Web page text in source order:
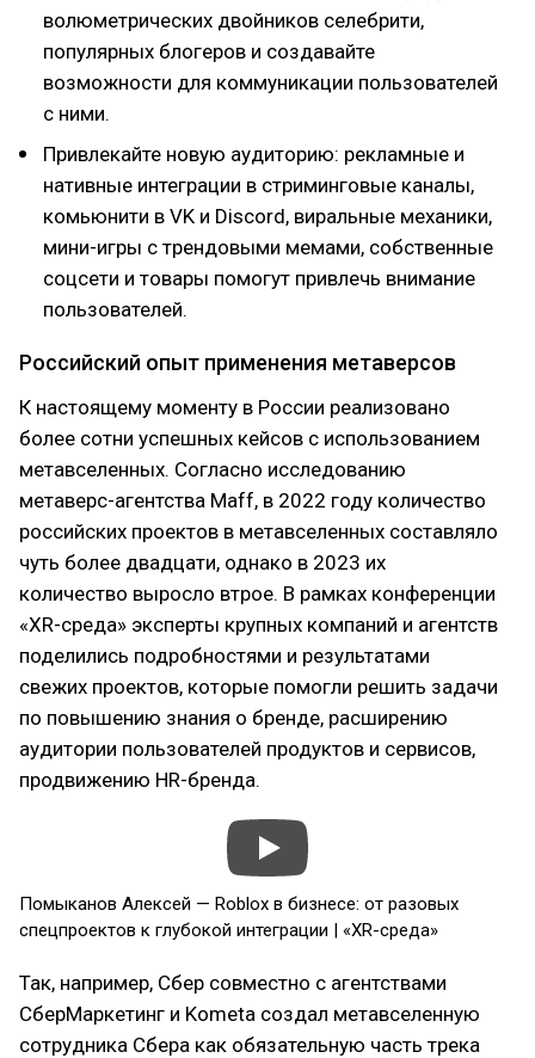
волюметрических двойников селебрити,
популярных блогеров и создавайте
возможности для коммуникации пользователей
с ними.
Привлекайте новую аудиторию: рекламные и
нативные интеграции в стриминговые каналы,
комьюнити в VK и Discord, виральные механики,
мини-игры с трендовыми мемами, собственные
соцсети и товары помогут привлечь внимание
пользователей.
Российский опыт применения метаверсов
К настоящему моменту в России реализовано
более сотни успешных кейсов с использованием
метавселенных. Согласно исследованию
метаверс-агентства Maff, в 2022 году количество
российских проектов в метавселенных составляло
чуть более двадцати, однако в 2023 их
количество выросло втрое. В рамках конференции
«XR-среда» эксперты крупных компаний и агентств
поделились подробностями и результатами
свежих проектов, которые помогли решить задачи
по повышению знания о бренде, расширению
аудитории пользователей продуктов и сервисов,
продвижению HR-бренда.
Помыканов Алексей — Roblox в бизнесе: от разовых
спецпроектов к глубокой интеграции | «XR-среда»
Так, например, Сбер совместно с агентствами
СберМаркетинг и Kometa создал метавселенную
сотрудника Сбера как обязательную часть трека